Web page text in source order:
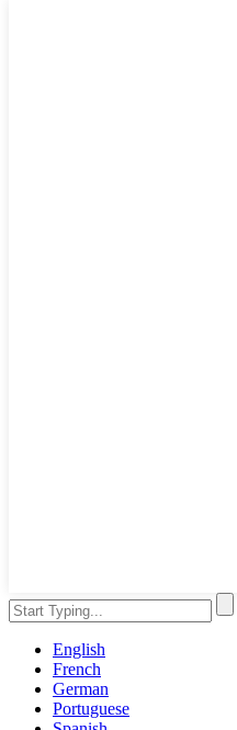
English
French
German
Portuguese